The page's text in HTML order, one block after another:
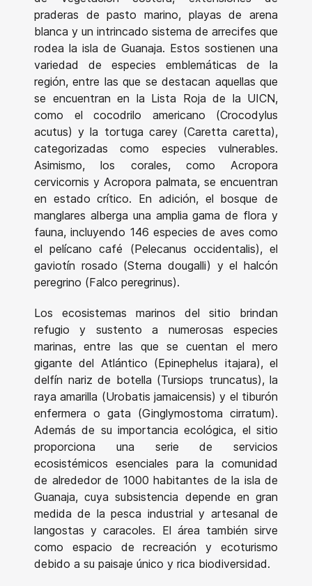
praderas de pasto marino, playas de arena
blanca y un intrincado sistema de arrecifes que
rodea la isla de Guanaja. Estos sostienen una
variedad de especies emblemáticas de la
región, entre las que se destacan aquellas que
se encuentran en la Lista Roja de la UICN,
como el cocodrilo americano (Crocodylus
acutus) y la tortuga carey (Caretta caretta),
categorizadas como especies vulnerables.
Asimismo, los corales, como Acropora
cervicornis y Acropora palmata, se encuentran
en estado crítico. En adición, el bosque de
manglares alberga una amplia gama de flora y
fauna, incluyendo 146 especies de aves como
el pelícano café (Pelecanus occidentalis), el
gaviotín rosado (Sterna dougalli) y el halcón
peregrino (Falco peregrinus).
Los ecosistemas marinos del sitio brindan
refugio y sustento a numerosas especies
marinas, entre las que se cuentan el mero
gigante del Atlántico (Epinephelus itajara), el
delfín nariz de botella (Tursiops truncatus), la
raya amarilla (Urobatis jamaicensis) y el tiburón
enfermera o gata (Ginglymostoma cirratum).
Además de su importancia ecológica, el sitio
proporciona una serie de servicios
ecosistémicos esenciales para la comunidad
de alrededor de 1000 habitantes de la isla de
Guanaja, cuya subsistencia depende en gran
medida de la pesca industrial y artesanal de
langostas y caracoles. El área también sirve
como espacio de recreación y ecoturismo
debido a su paisaje único y rica biodiversidad.